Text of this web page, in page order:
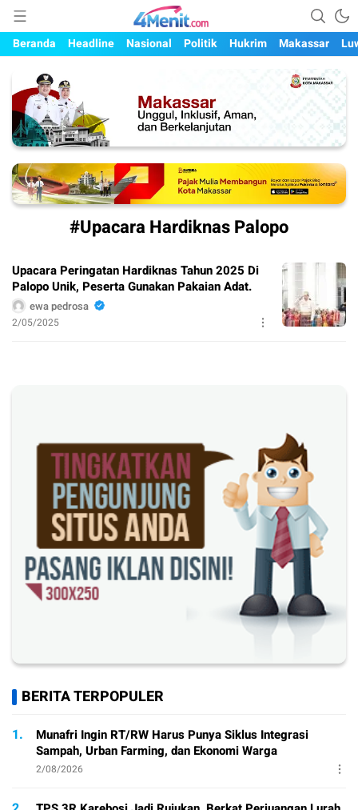
4menit.com
Mengungkap Kisah, Setiap Hari
Beranda
Headline Nasional Politik Hukrim Makassar
#Upacara Hardiknas Palopo
Upacara Peringatan Hardiknas Tahun 2025 Di
Palopo Unik, Peserta Gunakan Pakaian Adat.
ewa pedrosa
2/05/2025
BERITA TERPOPULER
1.
Munafri Ingin RT/RW Harus Punya Siklus Integrasi
Sampah, Urban Farming, dan Ekonomi Warga
2/08/2026